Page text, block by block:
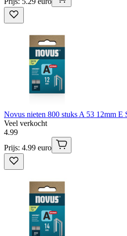
Novus nieten 800 stuks A 53 12mm E
Veel verkocht
4.99
Prijs: 4.99 euro